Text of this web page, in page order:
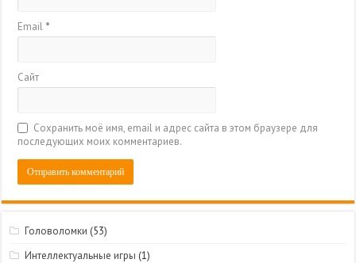
Email *
Сайт
Сохранить моё имя, email и адрес сайта в этом браузере для
последующих моих комментариев.
Головоломки (53)
Интеллектуальные игры (1)